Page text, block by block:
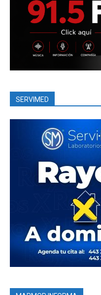
SERVIMED